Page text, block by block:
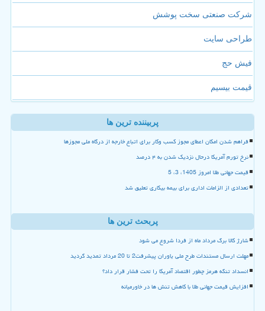
شرکت صنعتی سخت پوشش
طراحی سایت
فیش حج
قیمت بیسیم
پربیننده ترین ها
فراهم شدن امکان اعطای مجوز کسب وکار برای اتباع خارجه از درگاه ملی مجوزها
نرخ تورم آمریکا درحال نزدیک شدن به ۴ درصد
قیمت جهانی طلا امروز 1405، 3، 5
تعدادی از الزامات اداری برای بیمه بیکاری تعلیق شد
پربحث ترین ها
شارژ کالا برگ مرداد ماه از فردا شروع می شود
مهلت ارسال مستندات طرح ملی یاوران پیشرفت2 تا 20 مرداد تمدید گردید
انسداد تنگه هرمز چطور اقتصاد آمریکا را تحت فشار قرار داد؟
افزایش قیمت جهانی طلا با کاهش تنش ها در خاورمیانه